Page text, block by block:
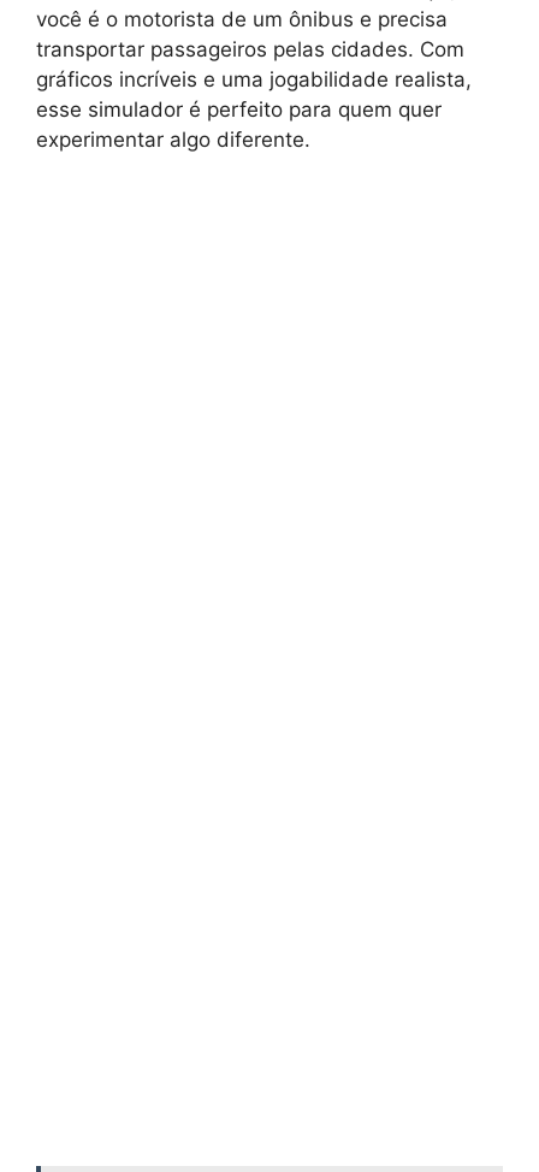
você é o motorista de um ônibus e precisa
transportar passageiros pelas cidades. Com
gráficos incríveis e uma jogabilidade realista,
esse simulador é perfeito para quem quer
experimentar algo diferente.